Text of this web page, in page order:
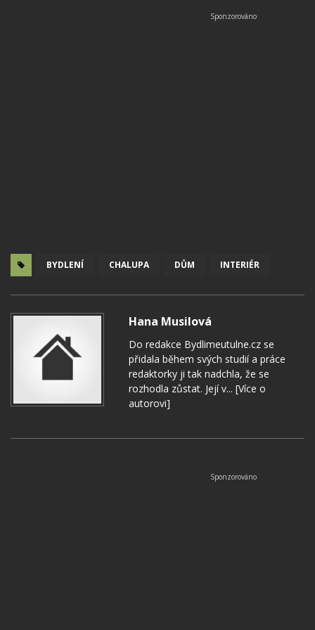
BYDLENÍ CHALUPA DŮM INTERIÉR
Hana Musilová
Do redakce Bydlimeutulne.cz se
přidala během svých studií a práce
redaktorky ji tak nadchla, že se
rozhodla zůstat. Její v... [Více o
autorovi]